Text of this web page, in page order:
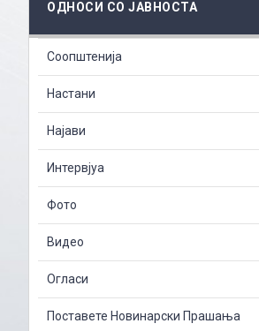
ОДНОСИ СО ЈАВНОСТА
Соопштенија
Настани
Најави
Интервјуа
Фото
Видео
Огласи
Поставете Новинарски Прашања